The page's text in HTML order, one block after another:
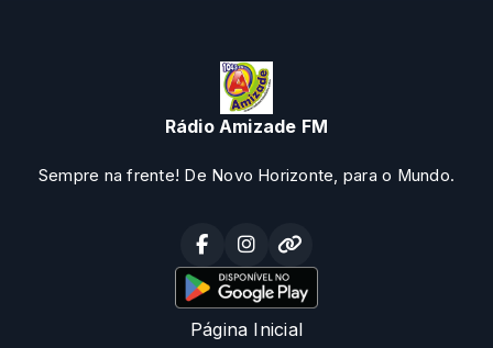
Rádio Amizade FM
Sempre na frente! De Novo Horizonte, para o Mundo.
Página Inicial